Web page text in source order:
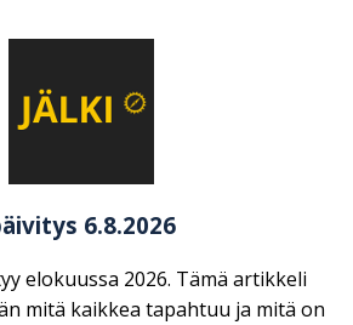
6.8.2026
elokuussa 2026. Tämä artikkeli
mitä kaikkea tapahtuu ja mitä on